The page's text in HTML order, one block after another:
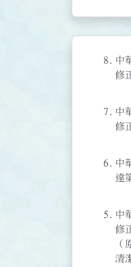
8.
中
修
7.
中
修
6.
中
達
5.
中
修
清